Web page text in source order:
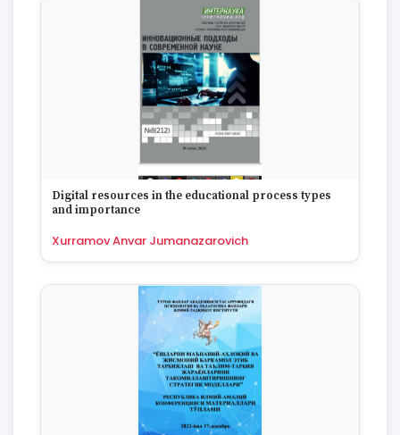
Digital resources in the educational process types
and importance
Xurramov Anvar Jumanazarovich